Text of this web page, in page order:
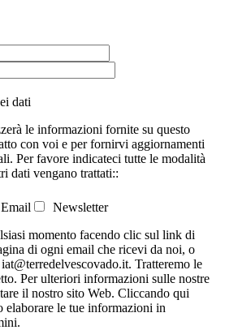
dati
le informazioni fornite su questo
con voi e per fornirvi aggiornamenti
Per favore indicateci tutte le modalità
dati vengano trattati::
Newsletter
momento facendo clic sul link di
di ogni email che ricevi da noi, o
Tratteremo le
Per ulteriori informazioni sulle nostre
il nostro sito Web. Cliccando qui
elaborare le tue informazioni in